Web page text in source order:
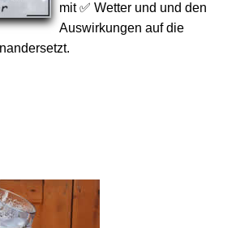
mit ✅ Wetter und und den
Auswirkungen auf die